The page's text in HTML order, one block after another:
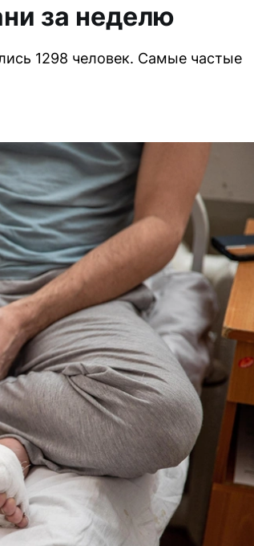
за неделю
1298 человек. Самые частые